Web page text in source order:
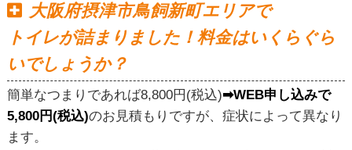
大阪府摂津市鳥飼新町エリアで
トイレが詰まりました！料金はいくらぐら
いでしょうか？
簡単なつまりであれば8,800円(税込)➡WEB申し込みで
5,800円(税込)のお見積もりですが、症状によって異なり
ます。